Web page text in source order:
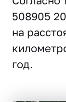
508905
на
год.